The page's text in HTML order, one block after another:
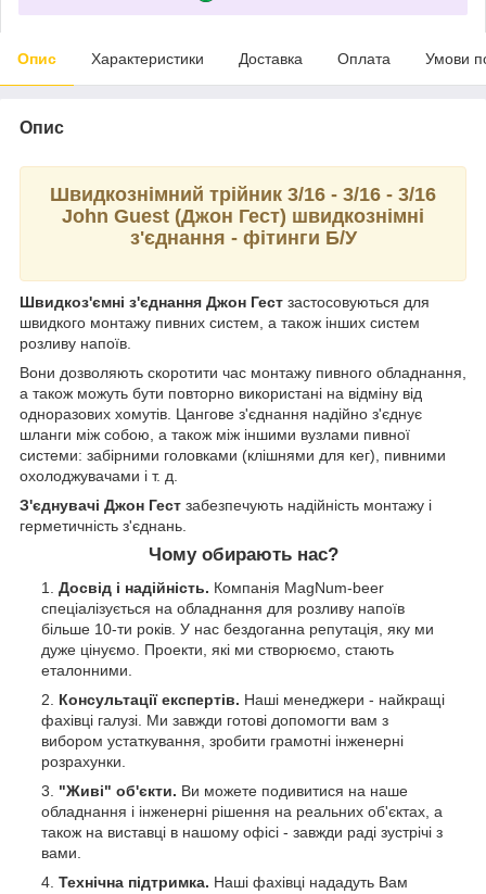
Опис Характеристики Доставка Оплата Умови
Опис
Швидкознімний трійник 3/16 - 3/16 - 3/16
John Guest (Джон Гест) швидкознімні
з'єднання - фітинги Б/У
Швидкоз'ємні з'єднання Джон Гест застосовуються для
швидкого монтажу пивних систем, а також інших систем
розливу напоїв.
Вони дозволяють скоротити час монтажу пивного обладнання,
а також можуть бути повторно використані на відміну від
одноразових хомутів. Цангове з'єднання надійно з'єднує
шланги між собою, а також між іншими вузлами пивної
системи: забірними головками (клішнями для кег), пивними
охолоджувачами і т. д.
З'єднувачі Джон Гест забезпечують надійність монтажу і
герметичність з'єднань.
Чому обирають нас?
Досвід і надійність. Компанія MagNum-beer
спеціалізується на обладнання для розливу напоїв
більше 10-ти років. У нас бездоганна репутація, яку ми
дуже цінуємо. Проекти, які ми створюємо, стають
еталонними.
Консультації експертів. Наші менеджери - найкращі
фахівці галузі. Ми завжди готові допомогти вам з
вибором устаткування, зробити грамотні інженерні
розрахунки.
"Живі" об'єкти. Ви можете подивитися на наше
обладнання і інженерні рішення на реальних об'єктах, а
також на виставці в нашому офісі - завжди раді зустрічі з
вами.
Технічна підтримка. Наші фахівці нададуть Вам